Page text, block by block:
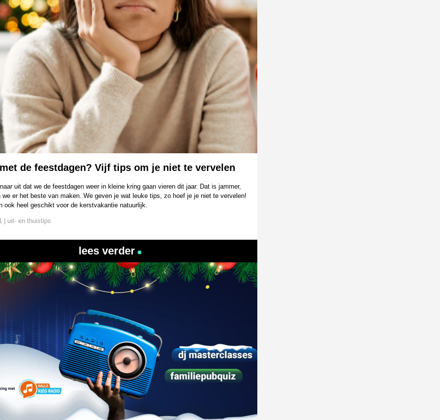
de feestdagen? Vijf tips om je niet te vervelen
uit dat we de feestdagen weer in kleine kring gaan vieren dit jaar. Dat is jammer,
we er het beste van maken. We geven je wat leuke tips, zo hoef je je niet te vervelen!
ook heel geschikt voor de kerstvakantie natuurlijk.
| uit- en thuistips
lees verder